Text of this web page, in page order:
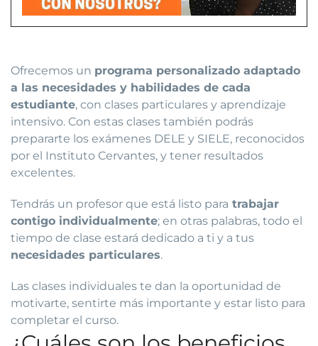
Ofrecemos un programa personalizado adaptado
a las necesidades y habilidades de cada
estudiante, con clases particulares y aprendizaje
intensivo. Con estas clases también podrás
prepararte los exámenes DELE y SIELE, reconocidos
por el Instituto Cervantes, y tener resultados
excelentes.
Tendrás un profesor que está listo para trabajar
contigo individualmente; en otras palabras, todo el
tiempo de clase estará dedicado a ti y a tus
necesidades particulares.
Las clases individuales te dan la oportunidad de
motivarte, sentirte más importante y estar listo para
completar el curso.